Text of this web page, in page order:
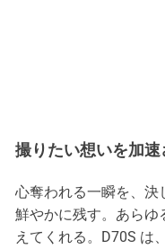
撮りたい想いを加速
心奪われる一瞬を、決
鮮やかに残す。あらゆ
えてくれる。D70S は